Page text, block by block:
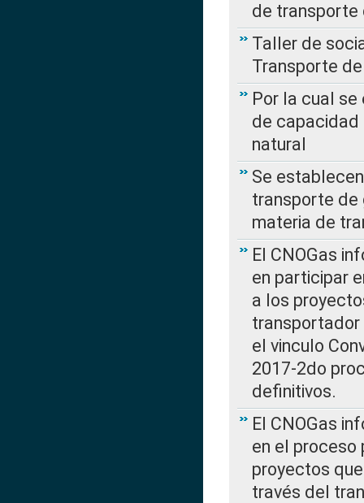
de transporte
Taller de
Transporte
Por la cual
de capacidad
natural
Se
transporte de
materia de
El CNOGas
en participar
a los
transportador
el vinculo
2017-2do
definitivos.
El CNOGas
en el proceso
proyectos
través del